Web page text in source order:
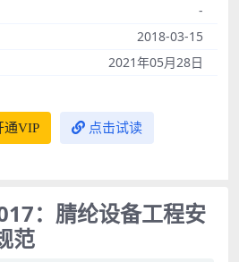
-
2018-03-15
2021年05月28日
通VIP 点击试读
：腈纶设备工程安
范